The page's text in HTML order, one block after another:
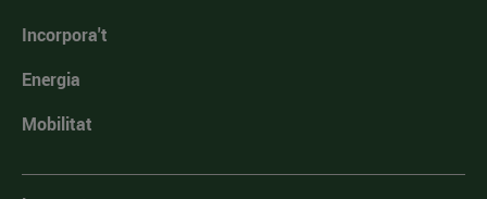
Incorpora't
Energia
Mobilitat